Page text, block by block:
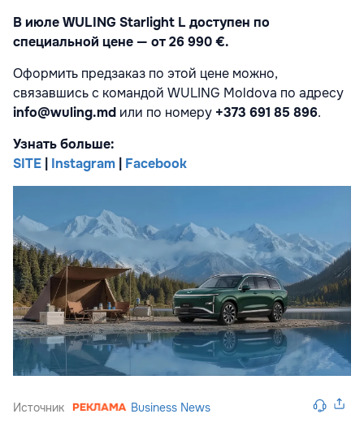
В июле WULING Starlight L доступен по
специальной цене — от 26 990 €.
Оформить предзаказ по этой цене можно,
связавшись с командой WULING Moldova по адресу
info@wuling.md или по номеру +373 691 85 896.
Узнать больше:
SITE | Instagram | Facebook
Источник Business News